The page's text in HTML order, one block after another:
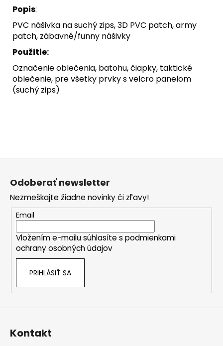
Popis:
PVC nášivka na suchý zips, 3D PVC patch, army
patch, zábavné/funny nášivky
Použitie:
Označenie oblečenia, batohu, čiapky, taktické
oblečenie, pre všetky prvky s velcro panelom
(suchý zips)
Odoberať newsletter
Nezmeškajte žiadne novinky či zľavy!
Email
Vložením e-mailu súhlasíte s podmienkami
ochrany osobných údajov
PRIHLÁSIŤ SA
Kontakt